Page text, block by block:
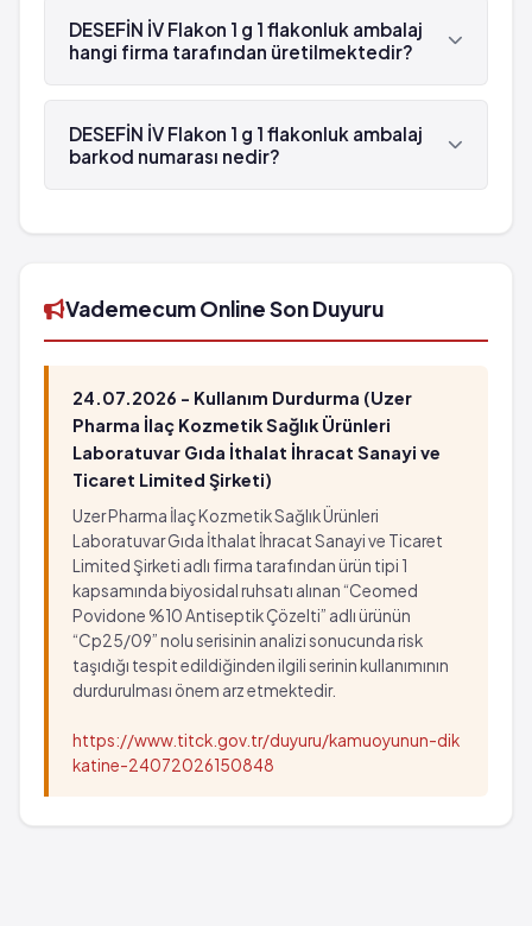
Çok seyrek: Ciddi deri döküntüleri.
Eer şiddetli deri döküntüsü yaşarsanız, hemen
doktorunuza gidiniz. Belirtiler arasında, kabarcıklar
veya deride soyulma ile birlikte hızla gelişen şiddetli
döküntü, ağız kısmında kabarcıklar oluşması da
olasıdır.
maddesi Seftriakson 'dür.
DESEFİN İV Flakon 1 g 1 flakonluk ambalaj
hangi firma tarafından üretilmektedir?
DESEFİN İV Flakon 1 g 1 flakonluk ambalaj , Deva
tarafından üretilmektedir.
DESEFİN İV Flakon 1 g 1 flakonluk ambalaj
barkod numarası nedir?
barkod numarası 8699525272355'tür.
Vademecum Online Son Duyuru
24.07.2026 - Kullanım Durdurma (Uzer
Pharma İlaç Kozmetik Sağlık Ürünleri
Laboratuvar Gıda İthalat İhracat Sanayi ve
Ticaret Limited Şirketi)
Uzer Pharma İlaç Kozmetik Sağlık Ürünleri
Laboratuvar Gıda İthalat İhracat Sanayi ve Ticaret
Limited Şirketi adlı firma tarafından ürün tipi 1
kapsamında biyosidal ruhsatı alınan “Ceomed
Povidone %10 Antiseptik Çözelti” adlı ürünün
“Cp25/09” nolu serisinin analizi sonucunda risk
taşıdığı tespit edildiğinden ilgili serinin kullanımının
durdurulması önem arz etmektedir.
https://www.titck.gov.tr/duyuru/kamuoyunun-dik
katine-24072026150848